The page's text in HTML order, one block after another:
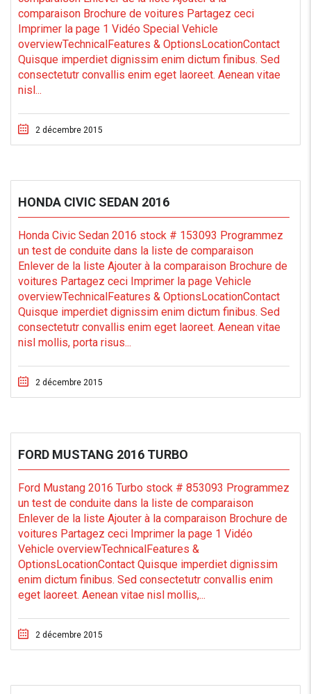
comparaison Brochure de voitures Partagez ceci
Imprimer la page 1 Vidéo Special Vehicle
overviewTechnicalFeatures & OptionsLocationContact
Quisque imperdiet dignissim enim dictum finibus. Sed
consectetutr convallis enim eget laoreet. Aenean vitae
nisl...
2 décembre 2015
HONDA CIVIC SEDAN 2016
Honda Civic Sedan 2016 stock # 153093 Programmez
un test de conduite dans la liste de comparaison
Enlever de la liste Ajouter à la comparaison Brochure de
voitures Partagez ceci Imprimer la page Vehicle
overviewTechnicalFeatures & OptionsLocationContact
Quisque imperdiet dignissim enim dictum finibus. Sed
consectetutr convallis enim eget laoreet. Aenean vitae
nisl mollis, porta risus...
2 décembre 2015
FORD MUSTANG 2016 TURBO
Ford Mustang 2016 Turbo stock # 853093 Programmez
un test de conduite dans la liste de comparaison
Enlever de la liste Ajouter à la comparaison Brochure de
voitures Partagez ceci Imprimer la page 1 Vidéo
Vehicle overviewTechnicalFeatures &
OptionsLocationContact Quisque imperdiet dignissim
enim dictum finibus. Sed consectetutr convallis enim
eget laoreet. Aenean vitae nisl mollis,...
2 décembre 2015